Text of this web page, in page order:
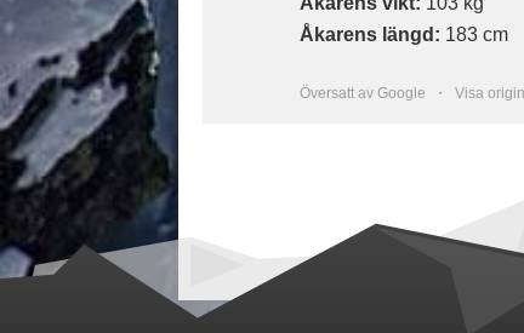
Åkarens längd: 183 cm
Översatt av Google ・ Visa